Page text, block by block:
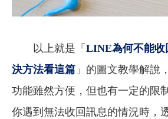
以上就是「 LINE為何不能
決方法看這篇 」的圖文教學解說
功能雖然方便，但也有一定的限
你遇到無法收回訊息的情況時，